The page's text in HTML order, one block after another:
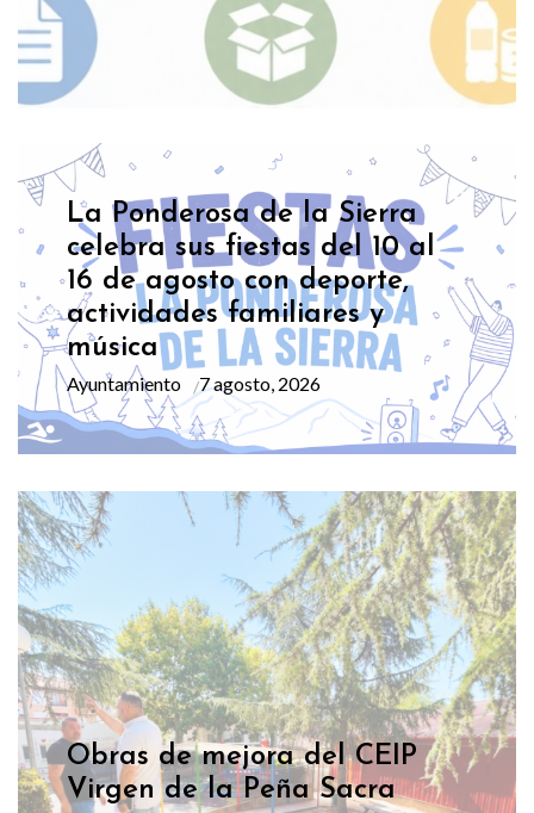
La Ponderosa de la Sierra
celebra sus fiestas del 10 al
16 de agosto con deporte,
actividades familiares y
música
Ayuntamiento 7 agosto, 2026
Obras de mejora del CEIP
Virgen de la Peña Sacra